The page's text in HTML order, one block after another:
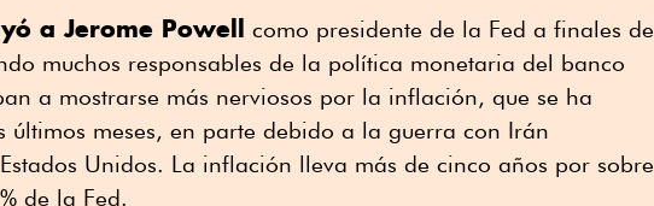
a Jerome Powell
como presidente de la Fed a finales de
muchos responsables de la política monetaria del banco
a mostrarse más nerviosos por la inflación, que se ha
últimos meses, en parte debido a la guerra con Irán
Unidos. La inflación lleva más de cinco años por sobre
de la Fed.